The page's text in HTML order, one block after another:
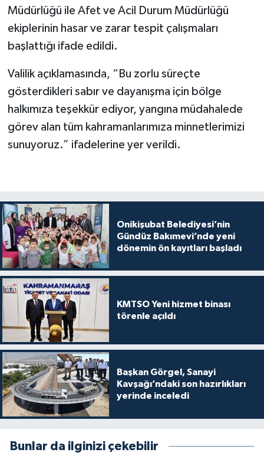
Müdürlüğü ile Afet ve Acil Durum Müdürlüğü
ekiplerinin hasar ve zarar tespit çalışmaları
başlattığı ifade edildi.
Valilik açıklamasında, “Bu zorlu süreçte
gösterdikleri sabır ve dayanışma için bölge
halkımıza teşekkür ediyor, yangına müdahalede
görev alan tüm kahramanlarımıza minnetlerimizi
sunuyoruz.” ifadelerine yer verildi.
Onikişubat Belediyesi’nin
Gündüz Bakımevi’nde yeni
dönemin ön kayıtları başladı
KMTSO Yeni hizmet binası
törenle açıldı
Başkan Görgel, Sanayi
Kavşağı’ndaki son hazırlıkları
yerinde inceledi
Bunlar da ilginizi çekebilir